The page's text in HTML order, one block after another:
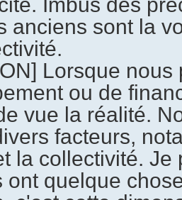
anciens sont la
Lorsque
ou de
vue la réalité.
facteurs,
la collectivité. Je
ont quelque